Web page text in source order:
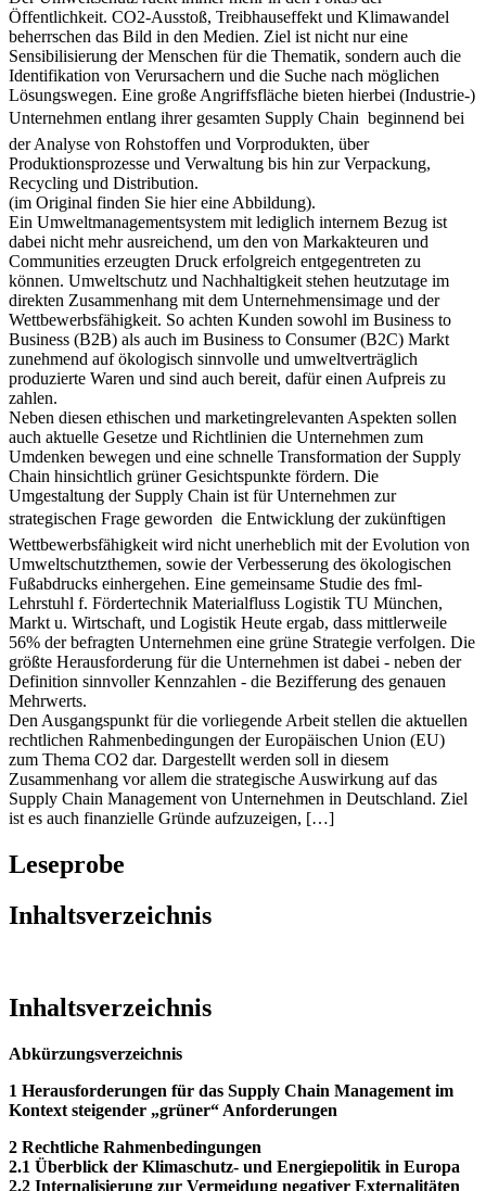
steigender grüner Anforderungen:
Der Umweltschutz rückt immer mehr in den Fokus der
Öffentlichkeit. CO2-Ausstoß, Treibhauseffekt und Klimawandel
beherrschen das Bild in den Medien. Ziel ist nicht nur eine
Sensibilisierung der Menschen für die Thematik, sondern auch die
Identifikation von Verursachern und die Suche nach möglichen
Lösungswegen. Eine große Angriffsfläche bieten hierbei (Industrie-)
Unternehmen entlang ihrer gesamten Supply Chain  beginnend bei
der Analyse von Rohstoffen und Vorprodukten, über
Produktionsprozesse und Verwaltung bis hin zur Verpackung,
Recycling und Distribution.
(im Original finden Sie hier eine Abbildung).
Ein Umweltmanagementsystem mit lediglich internem Bezug ist
dabei nicht mehr ausreichend, um den von Markakteuren und
Communities erzeugten Druck erfolgreich entgegentreten zu
können. Umweltschutz und Nachhaltigkeit stehen heutzutage im
direkten Zusammenhang mit dem Unternehmensimage und der
Wettbewerbsfähigkeit. So achten Kunden sowohl im Business to
Business (B2B) als auch im Business to Consumer (B2C) Markt
zunehmend auf ökologisch sinnvolle und umweltverträglich
produzierte Waren und sind auch bereit, dafür einen Aufpreis zu
zahlen.
Neben diesen ethischen und marketingrelevanten Aspekten sollen
auch aktuelle Gesetze und Richtlinien die Unternehmen zum
Umdenken bewegen und eine schnelle Transformation der Supply
Chain hinsichtlich grüner Gesichtspunkte fördern. Die
Umgestaltung der Supply Chain ist für Unternehmen zur
strategischen Frage geworden  die Entwicklung der zukünftigen
Wettbewerbsfähigkeit wird nicht unerheblich mit der Evolution von
Umweltschutzthemen, sowie der Verbesserung des ökologischen
Fußabdrucks einhergehen. Eine gemeinsame Studie des fml-
Lehrstuhl f. Fördertechnik Materialfluss Logistik TU München,
Markt u. Wirtschaft, und Logistik Heute ergab, dass mittlerweile
56% der befragten Unternehmen eine grüne Strategie verfolgen. Die
größte Herausforderung für die Unternehmen ist dabei - neben der
Definition sinnvoller Kennzahlen - die Bezifferung des genauen
Mehrwerts.
Den Ausgangspunkt für die vorliegende Arbeit stellen die aktuellen
rechtlichen Rahmenbedingungen der Europäischen Union (EU)
zum Thema CO2 dar. Dargestellt werden soll in diesem
Zusammenhang vor allem die strategische Auswirkung auf das
ist es auch finanzielle Gründe aufzuzeigen, […]
Leseprobe
Inhaltsverzeichnis
Abkürzungsverzeichnis
Kontext steigender „grüner“ Anforderungen
2 Rechtliche Rahmenbedingungen